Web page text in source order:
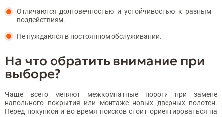
Отличаются долговечностью и устойчивостью к разным
воздействиям.
Не нуждаются в постоянном обслуживании.
На что обратить внимание при
выборе?
Чаще всего меняют межкомнатные пороги при замене
напольного покрытия или монтаже новых дверных полотен.
Перед покупкой и во время поисков стоит ориентироваться на